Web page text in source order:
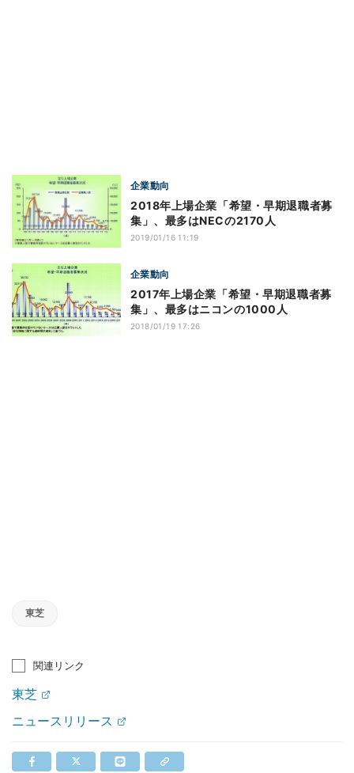
企業動向
2018年上場企業「希望・早期退職者募
集」、最多はNECの2170人
2019/01/16 11:19
企業動向
2017年上場企業「希望・早期退職者募
集」、最多はニコンの1000人
2018/01/19 17:26
東芝
関連リンク
東芝
ニュースリリース